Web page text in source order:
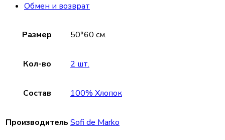
Обмен и возврат
Размер 50*60 см.
Кол-во 2 шт.
Состав 100% Хлопок
Производитель Sofi de Marko